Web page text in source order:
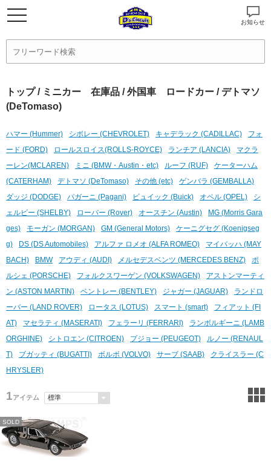
お知らせ
トップ/ ミニカー 在庫品 /外国車 ロードカー / デトマソ
(DeTomaso)
ハマー (Hummer) シボレー (CHEVROLET) キャデラック (CADILLAC)
フォ
ード (FORD)
ロールスロイス(ROLLS-ROYCE) ランチア (LANCIA)
マクラ
ーレン(MCLAREN)
ミニ (BMW・Austin・etc) ルーフ (RUF)
ケーターハム
(CATERHAM)
デトマソ (DeTomaso) その他 (etc)
ゲンバラ (GEMBALLA)
ダッジ (DODGE)
パガーニ (Pagani) ビュイック (Buick) オペル (OPEL)
シ
ェルビー (SHELBY)
ローバー (Rover) オースチン (Austin)
MG (Morris Gara
ges)
モーガン (MORGAN) GM (General Motors)
ケーニグセグ (Koenigseg
g)
DS (DS Automobiles) アルファ ロメオ (ALFA ROMEO)
マイバッハ (MAY
BACH)
BMW アウディ (AUDI) メルセデスベンツ (MERCEDES BENZ)
ポ
ルシェ (PORSCHE)
フォルクスワーゲン (VOLKSWAGEN)
アストンマーティ
ン (ASTON MARTIN)
ベントレー (BENTLEY) ジャガー (JAGUAR)
ランドロ
ーバー (LAND ROVER)
ロータス (LOTUS) スマート (smart)
フィアット (FI
AT)
マセラティ (MASERATI) フェラーリ (FERRARI)
ランボルギーニ (LAMB
ORGHINE)
シトロエン (CITROEN) プジョー (PEUGEOT)
ルノー (RENAUL
T)
ブガッティ (BUGATTI) ボルボ (VOLVO) サーブ (SAAB)
クライスラー (C
HRYSLER)
1アイテム
SOLD